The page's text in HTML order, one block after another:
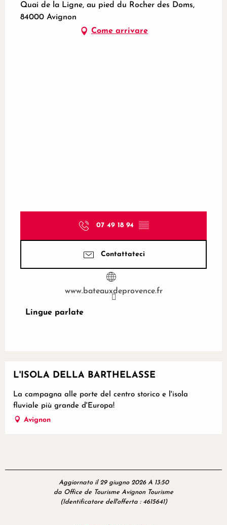
Quai de la Ligne, au pied du Rocher des Doms,
84000 Avignon
Come arrivare
07 49 18 94 ▒▒
Contattateci
www.bateauxdeprovence.fr
Lingue parlate
Lingue parlate
L'ISOLA DELLA BARTHELASSE
La campagna alle porte del centro storico e l'isola
fluviale più grande d'Europa!
Avignon
Aggiornato il 29 giugno 2026 A 13:50
da Office de Tourisme Avignon Tourisme
(Identificatore dell'offerta : 4615641)